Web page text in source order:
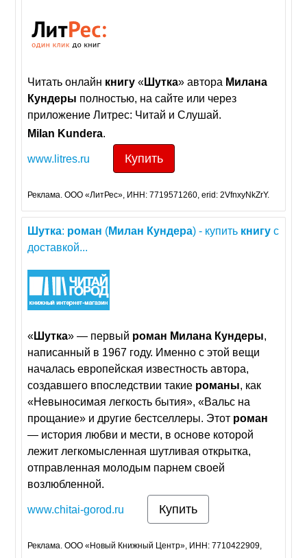
Читать онлайн книгу «Шутка» автора Милана
Кундеры полностью, на сайте или через
приложение Литрес: Читай и Слушай.
Milan Kundera.
www.litres.ru Купить
Реклама. ООО «ЛитРес», ИНН: 7719571260, erid: 2VfnxyNkZrY.
Шутка: роман (Милан Кундера) - купить книгу с
доставкой...
«Шутка» — первый роман Милана Кундеры,
написанный в 1967 году. Именно с этой вещи
началась европейская известность автора,
создавшего впоследствии такие романы, как
«Невыносимая легкость бытия», «Вальс на
прощание» и другие бестселлеры. Этот роман
— история любви и мести, в основе которой
лежит легкомысленная шутливая открытка,
отправленная молодым парнем своей
возлюбленной.
www.chitai-gorod.ru Купить
Реклама. ООО «Новый Книжный Центр», ИНН: 7710422909,